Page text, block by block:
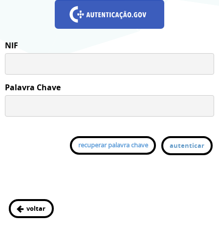
NIF
Palavra Chave
autenticar
recuperar palavra chave
voltar